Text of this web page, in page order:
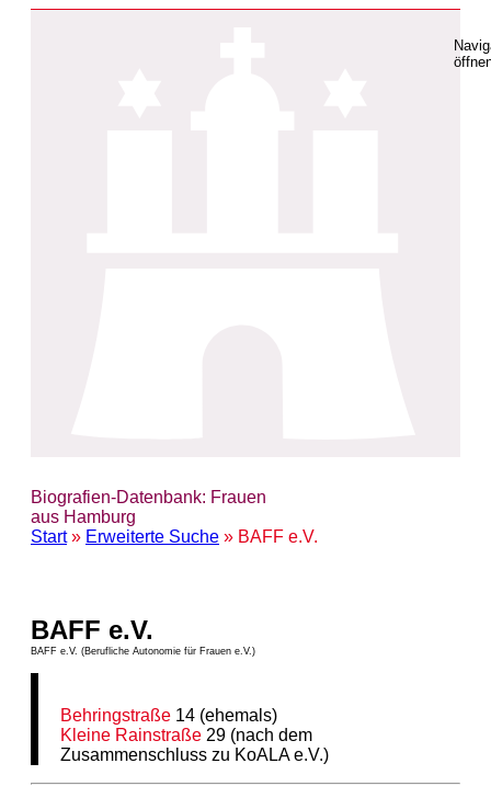
Biografien-Datenbank: Frauen
aus Hamburg
Start» Erweiterte Suche » BAFF e.V.
BAFF e.V.
BAFF e.V. (Berufliche Autonomie für Frauen e.V.)
Behringstraße 14 (ehemals)
Kleine Rainstraße 29 (nach dem
Zusammenschluss zu KoALA e.V.)